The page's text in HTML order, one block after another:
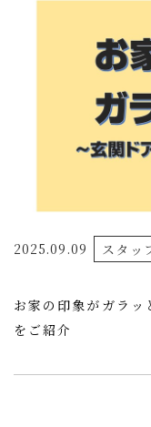
2025.09.09 スタッ
お家の印象がガラッ
をご紹介